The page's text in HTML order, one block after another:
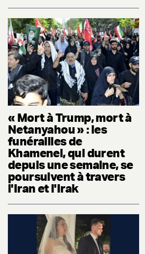
« Mort à Trump, mort à
Netanyahou » : les
funérailles de
Khamenei, qui durent
depuis une semaine, se
poursuivent à travers
l'Iran et l'Irak